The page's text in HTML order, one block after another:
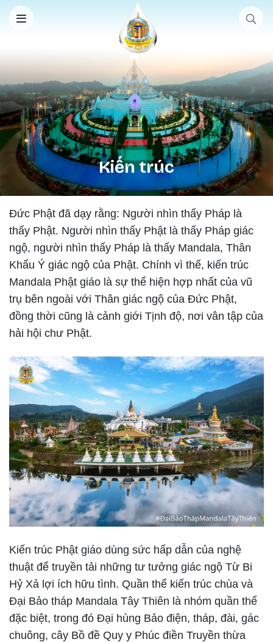
Nhảy đến nội dung
Kiến trúc
Đức Phật đã dạy rằng: Người nhìn thấy Pháp là
thấy Phật. Người nhìn thấy Phật là thấy Pháp giác
ngộ, người nhìn thấy Pháp là thấy Mandala, Thân
Khẩu Ý giác ngộ của Phật. Chính vì thế, kiến trúc
Mandala Phật giáo là sự thể hiện hợp nhất của vũ
trụ bên ngoài với Thân giác ngộ của Đức Phật,
đồng thời cũng là cảnh giới Tịnh độ, nơi vân tập của
hải hội chư Phật.
Kiến trúc Phật giáo dùng sức hấp dẫn của nghệ
thuật để truyền tải những tư tưởng giác ngộ Từ Bi
Hỷ Xả lợi ích hữu tình. Quần thể kiến trúc chùa và
Đại Bảo tháp Mandala Tây Thiên là nhóm quần thể
đặc biệt, trong đó Đại hùng Bảo điện, tháp, đài, gác
chuông, cây Bồ đề Quy y Phúc điền Truyền thừa